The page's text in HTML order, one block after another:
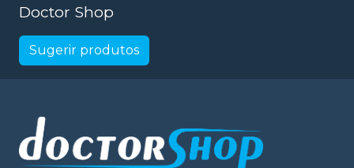
Doctor Shop
Sugerir produtos